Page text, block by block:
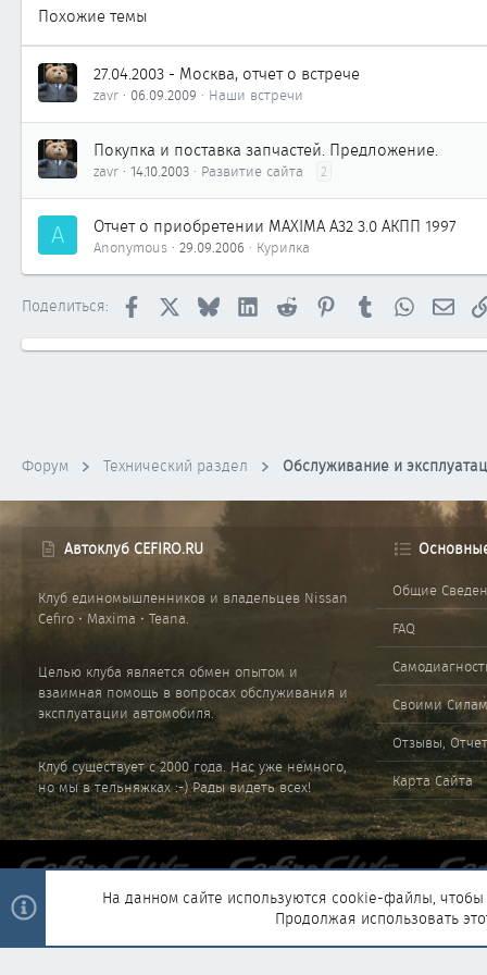
Похожие темы
27.04.2003 - Москва, отчет о встрече
zavr 06.09.2009 Наши встречи
Покупка и поставка запчастей. Предложение.
zavr 14.10.2003 Развитие сайта 2
A Отчет о приобретении MAXIMA A32 3.0 АКПП 1997
Anonymous 29.09.2006 Курилка
Поделиться: Facebook Bluesky LinkedInReddit PinterestTumblrWhatsApp
Форум Технический раздел Обслуживание и
Автоклуб CEFIRO.RU
Клуб единомышленников и владельцев Nissan
Cefiro • Maxima • Teana.
Целью клуба является обмен опытом и
взаимная помощь в вопросах обслуживания и
эксплуатации автомобиля.
Клуб существует с 2000 года. Нас уже немного,
но мы в тельняжках :-) Рады видеть всех!
Общие
FAQ
Своими
Отзывы,
Карта Сайта
Community platform by XenForo © 2010-2025 XenForo Ltd. |Style and
На данном сайте используются cookie-файлы, чтобы
Продолжая использовать